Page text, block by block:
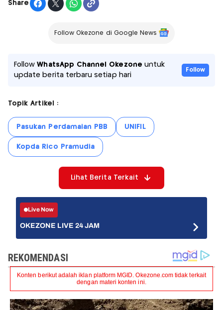
Share
Follow Okezone di Google News
FollowWhatsApp Channel Okezone untuk
update berita terbaru setiap hari
Follow
Topik Artikel :
Pasukan Perdamaian PBB UNIFIL
Kopda Rico Pramudia
Lihat Berita Terkait
Live Now
OKEZONE LIVE 24 JAM